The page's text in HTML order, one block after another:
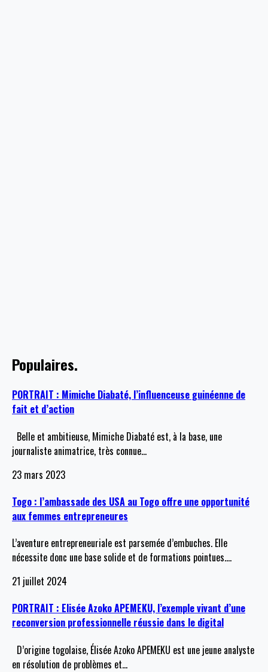
Populaires.
PORTRAIT : Mimiche Diabaté, l’influenceuse guinéenne de
fait et d’action
Belle et ambitieuse, Mimiche Diabaté est, à la base, une
journaliste animatrice, très connue…
23 mars 2023
Togo : l’ambassade des USA au Togo offre une opportunité
aux femmes entrepreneures
L’aventure entrepreneuriale est parsemée d’embuches. Elle
nécessite donc une base solide et de formations pointues.…
21 juillet 2024
PORTRAIT : Elisée Azoko APEMEKU, l’exemple vivant d’une
reconversion professionnelle réussie dans le digital
D’origine togolaise, Élisée Azoko APEMEKU est une jeune analyste
en résolution de problèmes et…